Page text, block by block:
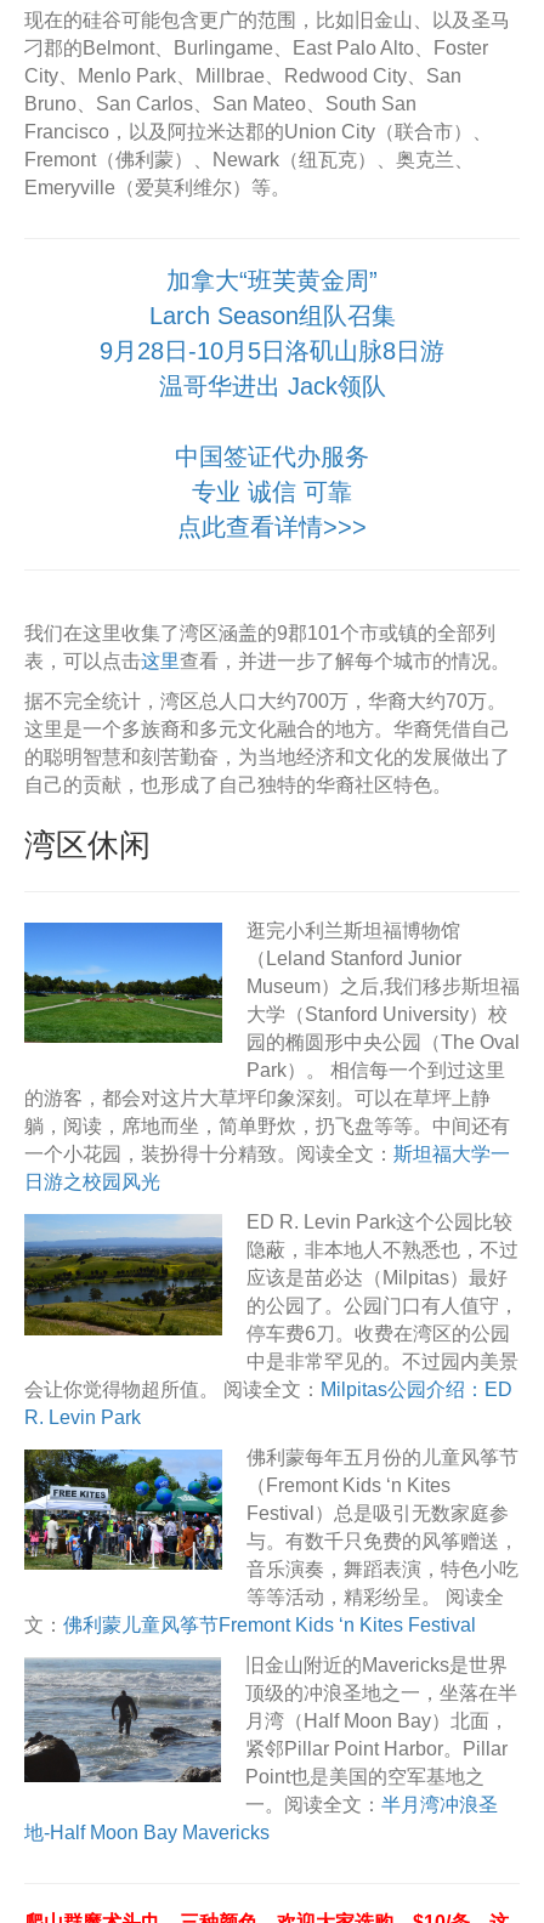
现在的硅谷可能包含更广的范围，比如旧金山、以及圣马
刁郡的Belmont、Burlingame、East Palo Alto、Foster
City、Menlo Park、Millbrae、Redwood City、San
Bruno、San Carlos、San Mateo、South San
Francisco，以及阿拉米达郡的Union City（联合市）、
Fremont（佛利蒙）、Newark（纽瓦克）、奥克兰、
Emeryville（爱莫利维尔）等。
加拿大“班芙黄金周”
Larch Season组队召集
9月28日-10月5日洛矶山脉8日游
温哥华进出 Jack领队
中国签证代办服务
专业 诚信 可靠
点此查看详情>>>
我们在这里收集了湾区涵盖的9郡101个市或镇的全部列
表，可以点击这里查看，并进一步了解每个城市的情况。
据不完全统计，湾区总人口大约700万，华裔大约70万。
这里是一个多族裔和多元文化融合的地方。华裔凭借自己
的聪明智慧和刻苦勤奋，为当地经济和文化的发展做出了
自己的贡献，也形成了自己独特的华裔社区特色。
湾区休闲
逛完小利兰斯坦福博物馆
（Leland Stanford Junior
Museum）之后,我们移步斯坦福
大学（Stanford University）校
园的椭圆形中央公园（The Oval
Park）。 相信每一个到过这里
的游客，都会对这片大草坪印象深刻。可以在草坪上静
躺，阅读，席地而坐，简单野炊，扔飞盘等等。中间还有
一个小花园，装扮得十分精致。阅读全文： 斯坦福大学一
日游之校园风光
ED R. Levin Park这个公园比较
隐蔽，非本地人不熟悉也，不过
应该是苗必达（Milpitas）最好
的公园了。公园门口有人值守，
停车费6刀。收费在湾区的公园
中是非常罕见的。不过园内美景
会让你觉得物超所值。 阅读全文： Milpitas公园介绍：ED
R. Levin Park
佛利蒙每年五月份的儿童风筝节
（Fremont Kids ‘n Kites
Festival）总是吸引无数家庭参
与。有数千只免费的风筝赠送，
音乐演奏，舞蹈表演，特色小吃
等等活动，精彩纷呈。 阅读全
文： 佛利蒙儿童风筝节Fremont Kids ‘n Kites Festival
旧金山附近的Mavericks是世界
顶级的冲浪圣地之一，坐落在半
月湾（Half Moon Bay）北面，
紧邻Pillar Point Harbor。Pillar
Point也是美国的空军基地之
一。阅读全文： 半月湾冲浪圣
地-Half Moon Bay Mavericks